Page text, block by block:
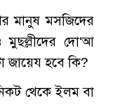
মানুষ মসজিদের
দো‘আ
জায়েয হবে কি?
থেকে ইলম বা